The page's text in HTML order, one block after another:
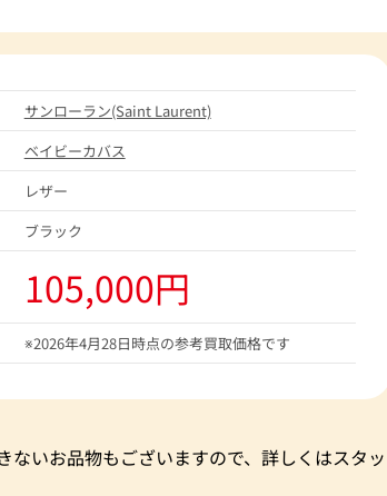
サンローラン(Saint Laurent)
ベイビーカバス
レザー
ブラック
105,000円
※2026年4月28日時点の参考買取価格です
いお品物もございますので、詳しくはスタッ